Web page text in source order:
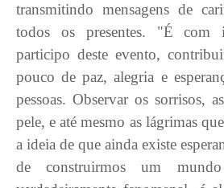
transmitindo mensagens de
todos os presentes. "É com
participo deste evento,
pouco de paz, alegria e
pessoas. Observar os sorrisos,
pele, e até mesmo as lágrimas
a ideia de que ainda existe
de construirmos um